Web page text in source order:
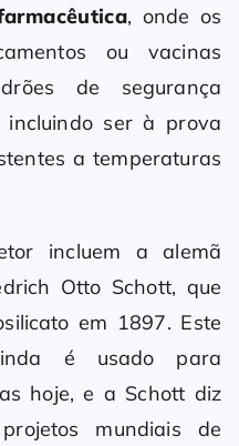
, onde os
ou vacinas
de segurança
incluindo ser à prova
a temperaturas
incluem a alemã
Otto Schott, que
em 1897. Este
é usado para
hoje, e a Schott diz
mundiais de